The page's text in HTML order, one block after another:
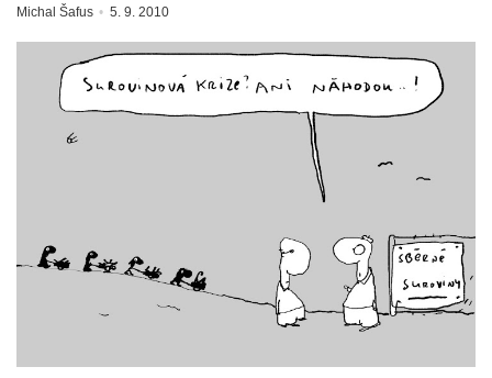
Michal Šafus 5. 9. 2010